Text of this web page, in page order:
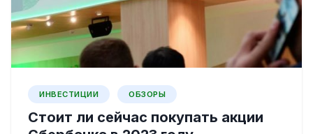
ИНВЕСТИЦИИ ОБЗОРЫ
Cтоит ли сейчас покупать акции